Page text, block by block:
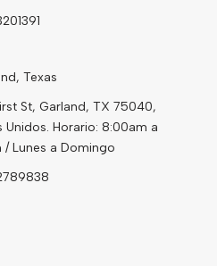
Texas
St, Garland, TX 75040,
Unidos. Horario: 8:00am a
Lunes a Domingo